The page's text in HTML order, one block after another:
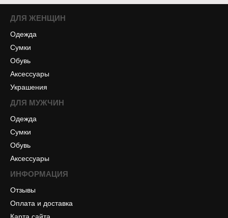
ДЛЯ ЖЕНЩИН
Одежда
Сумки
Обувь
Аксессуары
Украшения
ДЛЯ МУЖЧИН
Одежда
Сумки
Обувь
Аксессуары
ИНФОРМАЦИЯ
Отзывы
Оплата и доставка